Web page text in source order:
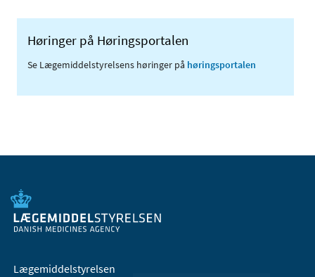
Høringer på Høringsportalen
Se Lægemiddelstyrelsens høringer på høringsportalen
Lægemiddelstyrelsen